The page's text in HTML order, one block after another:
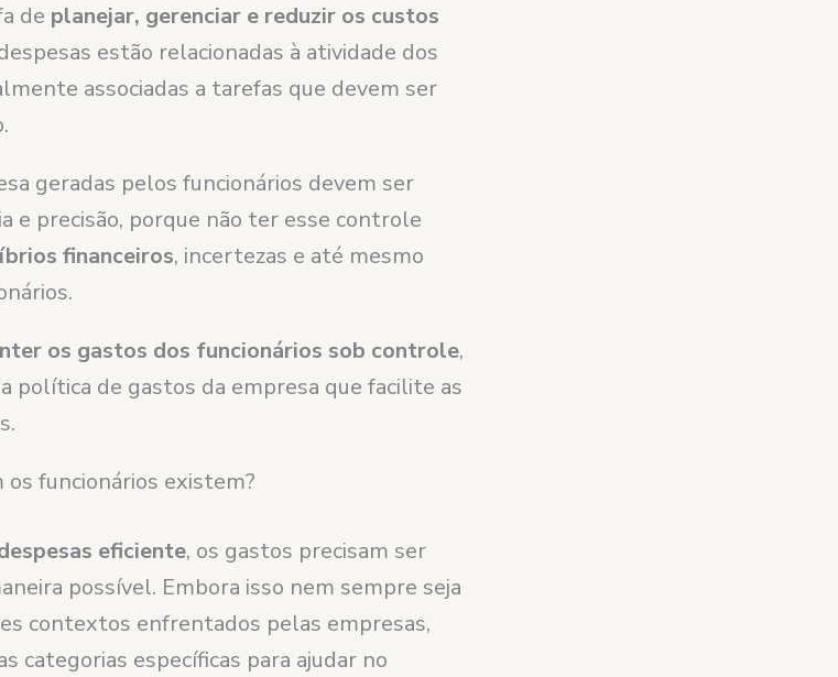
de planejar, gerenciar e reduzir os custos
estão relacionadas à atividade dos
associadas a tarefas que devem ser
geradas pelos funcionários devem ser
e precisão, porque não ter esse controle
financeiros, incertezas e até mesmo
os gastos dos funcionários sob controle,
política de gastos da empresa que facilite as
funcionários existem?
eficiente, os gastos precisam ser
possível. Embora isso nem sempre seja
contextos enfrentados pelas empresas,
categorias específicas para ajudar no